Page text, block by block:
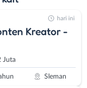
Kreator -
Juta
Sleman
hari ini